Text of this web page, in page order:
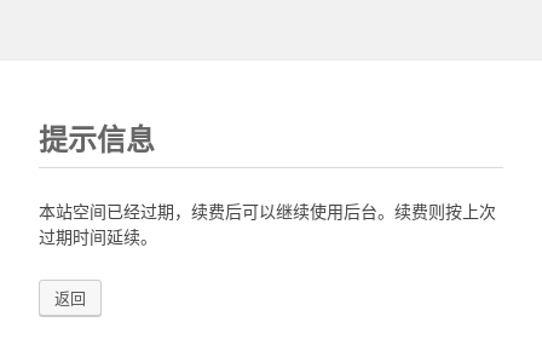
提示信息
本站空间已经过期，续费后可以继续使用后台。续费则按上次
过期时间延续。
返回